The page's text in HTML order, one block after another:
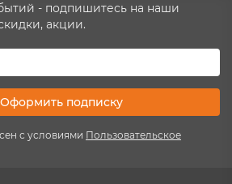
- подпишитесь на наши
акции.
Оформить подписку
с условиями Пользовательское